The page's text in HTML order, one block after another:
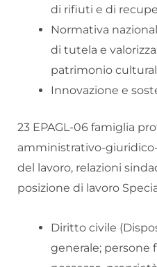
di rifiuti e di
Normativa
di tutela e
patrimonio
Innovazione e
23 EPAGL-06 famiglia
amministrativo-
del lavoro, relazioni
posizione di lavoro
Diritto civile
generale; persone